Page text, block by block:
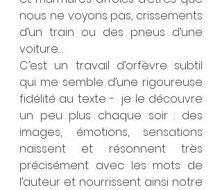
nous ne voyons pas, crissements
d’un train ou des pneus d’une
voiture…
C’est un travail d’orfèvre subtil
qui me semble d’une rigoureuse
fidélité au texte -  je le découvre
un peu plus chaque soir : des
images, émotions, sensations
naissent et résonnent très
précisément avec les mots de
l’auteur et nourrissent ainsi notre